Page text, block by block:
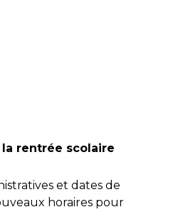
rentrée scolaire
et dates de
horaires pour